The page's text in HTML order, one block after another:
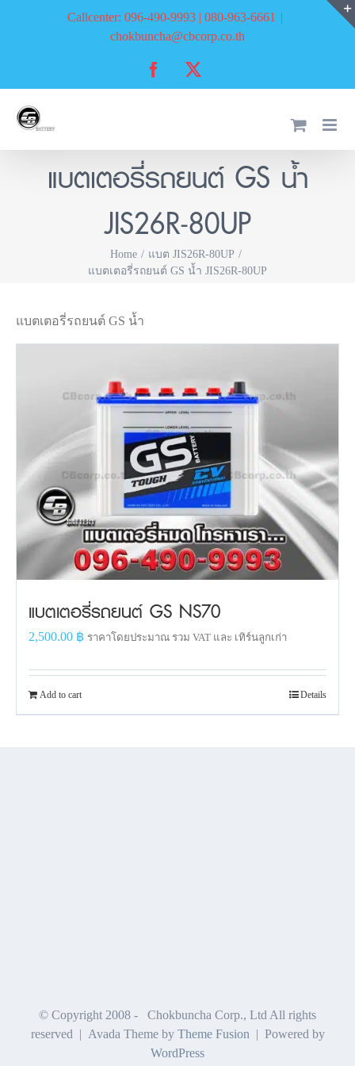
Callcenter: 096-490-9993 | 080-963-6661 |
chokbuncha@cbcorp.co.th
Facebook
แบตเตอรี่รถยนต์ GS น้ำ
JIS26R-80UP
Home
แบต JIS26R-80UP
แบตเตอรี่รถยนต์ GS น้ำ JIS26R-80UP
แบตเตอรี่รถยนต์ GS น้ำ
แบตเตอรี่รถยนต์ GS NS70
2,500.00 ฿ ราคาโดยประมาณ รวม VAT และ เทิร์นลูกเก่า
Add to cart Details
© Copyright 2008 -
Chokbuncha Corp., Ltd All rights
reserved | Avada Theme by Theme Fusion | Powered by
WordPress